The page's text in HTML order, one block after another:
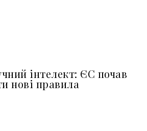
інтелект: ЄС почав
нові правила